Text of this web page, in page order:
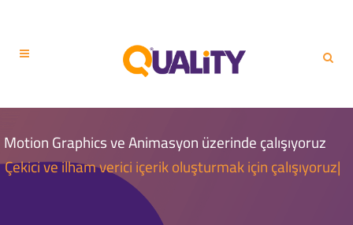
Motion Graphics ve Animasyon üzerinde çalışıyoruz
Çekici ve ilham verici içerik oluşturmak için çalışıyoruz|